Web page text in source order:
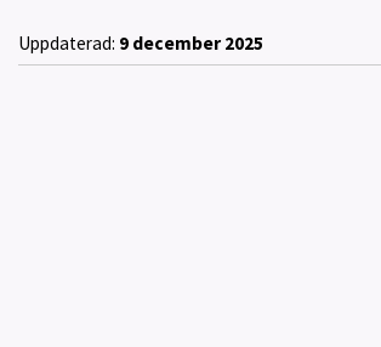
Uppdaterad: 9 december 2025